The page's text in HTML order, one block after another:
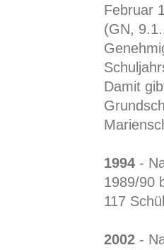
Februar
(GN,
Damit
1994 -
1989/90
117
2002 -